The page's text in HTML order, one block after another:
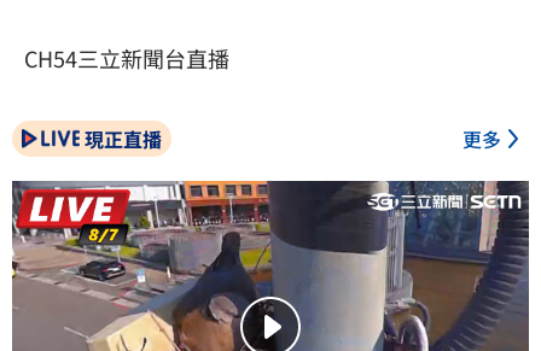
CH54三立新聞台直播
現正直播 更多